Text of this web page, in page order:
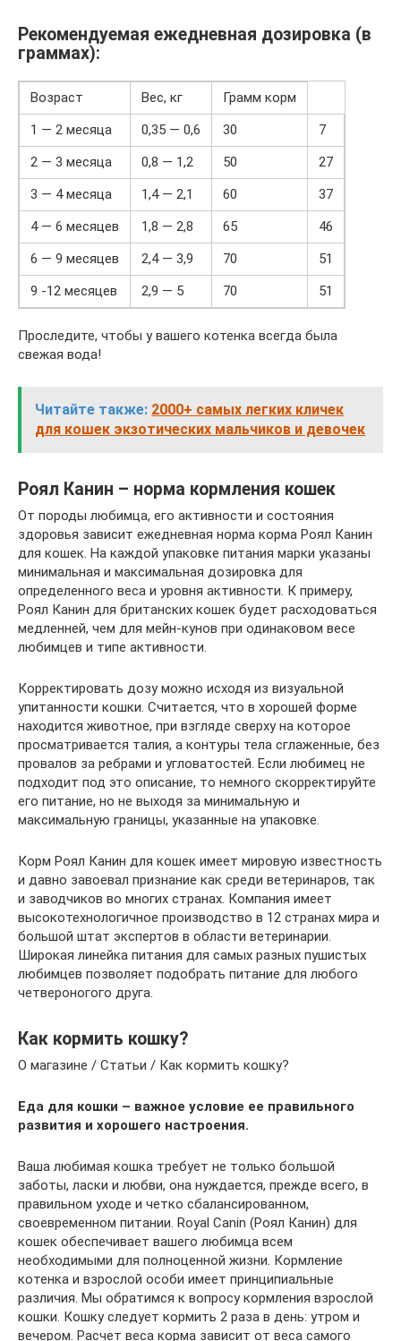
Рекомендуемая ежедневная дозировка (в
граммах):
Возраст Вес, кг
Грамм корм
1 — 2 месяца
0,35 — 0,6 30
7
2 — 3 месяца
0,8 — 1,2 50
27
3 — 4 месяца
1,4 — 2,1 60
37
4 — 6 месяцев
1,8 — 2,8 65
46
6 — 9 месяцев
2,4 — 3,9 70
51
9 -12 месяцев
2,9 — 5 70 51
Проследите, чтобы у вашего котенка всегда была
свежая вода!
Читайте также: 2000+ самых легких кличек
для кошек экзотических мальчиков и девочек
Роял Канин – норма кормления кошек
От породы любимца, его активности и состояния
здоровья зависит ежедневная норма корма Роял Канин
для кошек. На каждой упаковке питания марки указаны
минимальная и максимальная дозировка для
определенного веса и уровня активности. К примеру,
Роял Канин для британских кошек будет расходоваться
медленней, чем для мейн-кунов при одинаковом весе
любимцев и типе активности.
Корректировать дозу можно исходя из визуальной
упитанности кошки. Считается, что в хорошей форме
находится животное, при взгляде сверху на которое
просматривается талия, а контуры тела сглаженные, без
провалов за ребрами и угловатостей. Если любимец не
подходит под это описание, то немного скорректируйте
его питание, но не выходя за минимальную и
максимальную границы, указанные на упаковке.
Корм Роял Канин для кошек имеет мировую известность
и давно завоевал признание как среди ветеринаров, так
и заводчиков во многих странах. Компания имеет
высокотехнологичное производство в 12 странах мира и
большой штат экспертов в области ветеринарии.
Широкая линейка питания для самых разных пушистых
любимцев позволяет подобрать питание для любого
четвероногого друга.
Как кормить кошку?
О магазине / Статьи / Как кормить кошку?
Еда для кошки – важное условие ее правильного
развития и хорошего настроения.
Ваша любимая кошка требует не только большой
заботы, ласки и любви, она нуждается, прежде всего, в
правильном уходе и четко сбалансированном,
своевременном питании. Royal Canin (Роял Канин) для
кошек обеспечивает вашего любимца всем
необходимыми для полноценной жизни. Кормление
котенка и взрослой особи имеет принципиальные
различия. Мы обратимся к вопросу кормления взрослой
кошки. Кошку следует кормить 2 раза в день: утром и
вечером. Расчет веса корма зависит от веса самого